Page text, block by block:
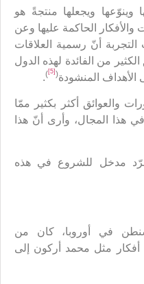
وينوّعها ويجعلها منتجةً هو
الحاكمة عليها وعن
التجربة أنّ رسمية العلاقات
الكثير من الفائدة لهذه الدول
الأهداف المنشودة(
[5]
)
.
والعوائق أكثر بكثير ممّا
هذا المجال، وأرى أنّ هذا
مدخل للشروع في هذه
في أوروبا، كان من
أفكار مثل محمد أركون إلى